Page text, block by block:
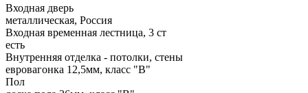
Входная дверь
металлическая, Россия
Входная временная лестница, 3 ст
есть
Внутренняя отделка - потолки, стены
евровагонка 12,5мм, класс "В"
Пол